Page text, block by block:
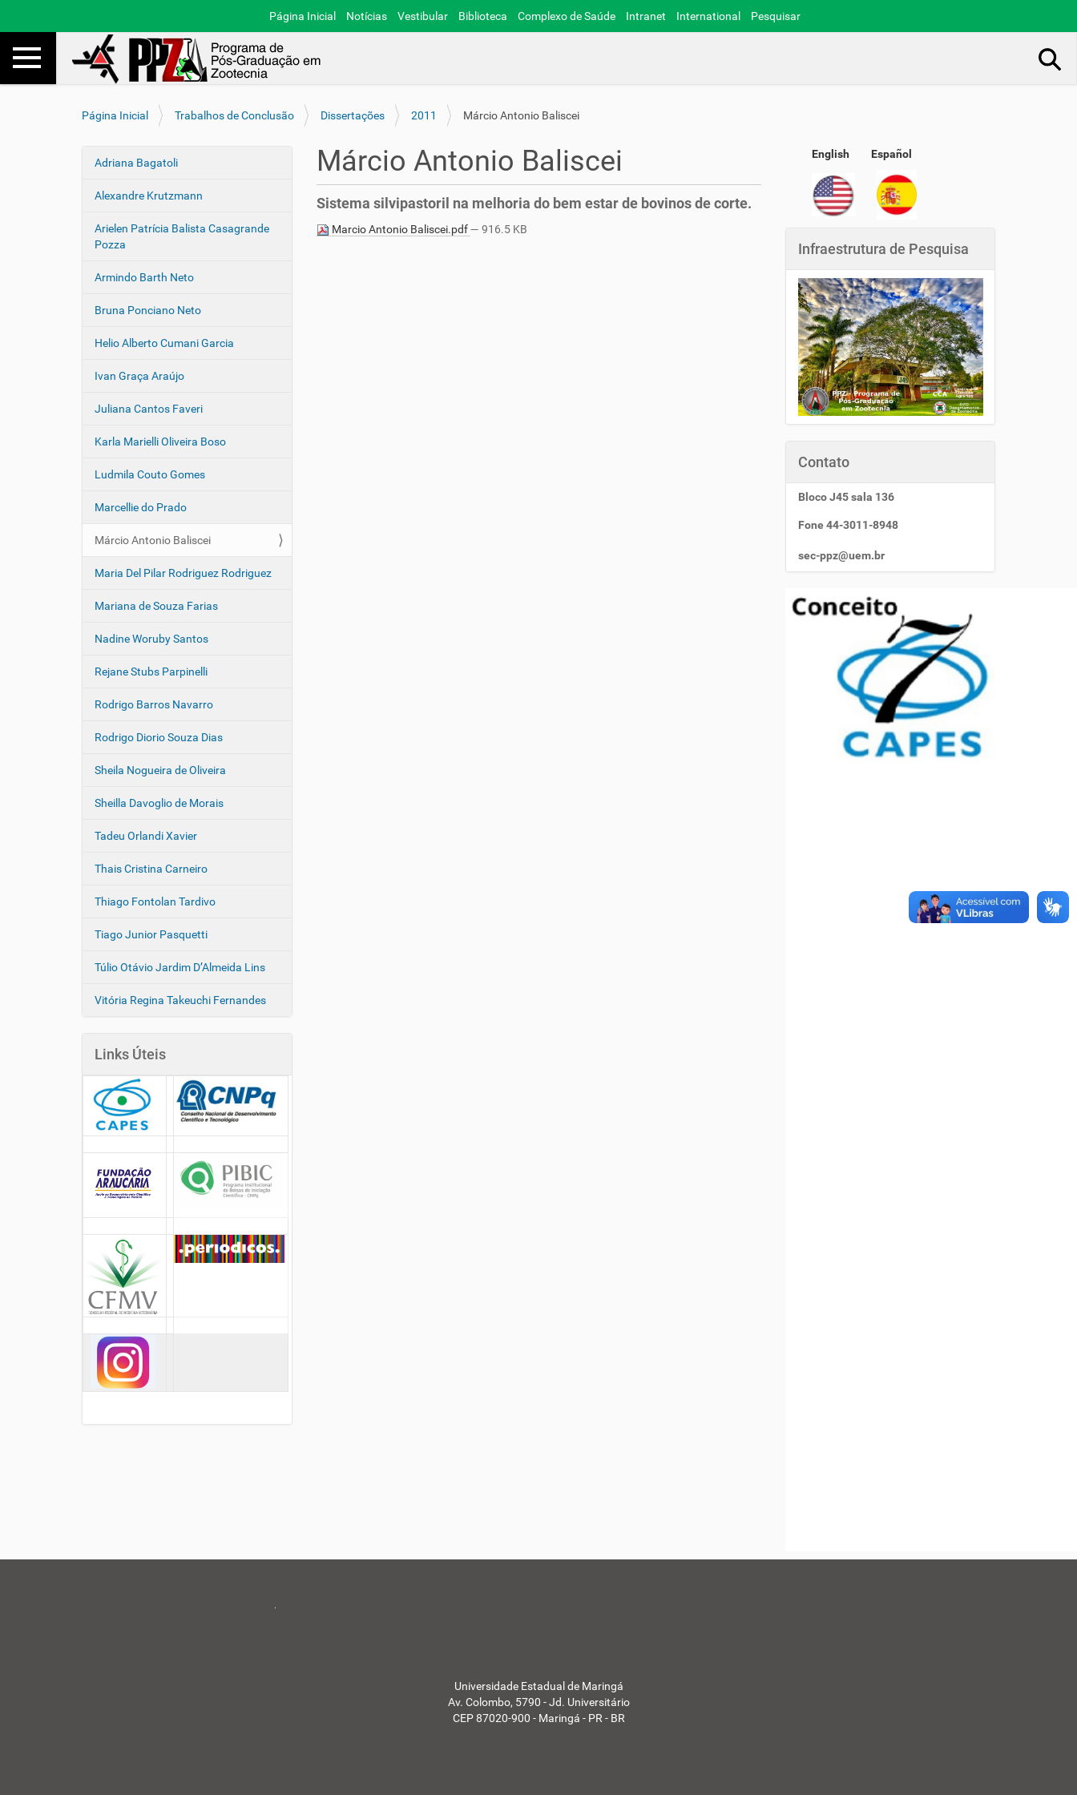
Página Inicial Notícias Vestibular Biblioteca Complexo de Saúde Intranet International Pesquisar
Toggle navigation Busca
V
Página Inicial Trabalhos de Conclusão Dissertações 2011 Márcio Antonio Baliscei
N
e
g
ç
ã
Adriana Bagatoli
Alexandre Krutzmann
Arielen Patrícia Balista Casagrande
Pozza
Armindo Barth Neto
Bruna Ponciano Neto
Helio Alberto Cumani Garcia
Ivan Graça Araújo
Juliana Cantos Faveri
Karla Marielli Oliveira Boso
Ludmila Couto Gomes
Marcellie do Prado
Márcio Antonio Baliscei
Maria Del Pilar Rodriguez Rodriguez
Mariana de Souza Farias
Nadine Woruby Santos
Rejane Stubs Parpinelli
Rodrigo Barros Navarro
Rodrigo Diorio Souza Dias
Sheila Nogueira de Oliveira
Sheilla Davoglio de Morais
Tadeu Orlandi Xavier
Thais Cristina Carneiro
Thiago Fontolan Tardivo
Tiago Junior Pasquetti
Túlio Otávio Jardim D’Almeida Lins
Vitória Regina Takeuchi Fernandes
Links Úteis
Márcio Antonio Baliscei
Sistema silvipastoril na melhoria do bem estar de bovinos de corte.
Marcio Antonio Baliscei.pdf— 916.5 KB
English Español
Infraestrutura de Pesquisa
Contato
Bloco J45 sala 136
Fone 44-3011-8948
sec-ppz@uem.br
Universidade Estadual de Maringá
Av. Colombo, 5790 - Jd. Universitário
CEP 87020-900 - Maringá - PR - BR